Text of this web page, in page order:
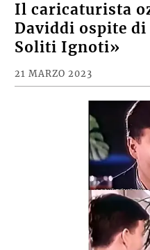
Il caricaturista
Daviddi ospite di
Soliti Ignoti»
21 MARZO 2023